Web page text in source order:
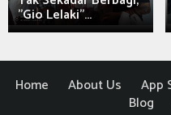
"Gio Lelaki"...
Home About Us App
Blog